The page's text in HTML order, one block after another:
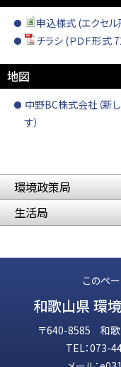
申込様式 (エクセ
チラシ (ＰＤＦ形式
地図
中野BC株式会社（新
す）
環境政策局
生活局
このペ
和歌山県 環
〒640-8585 和歌
TEL：073-